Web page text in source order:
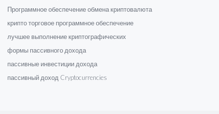
Программное обеспечение обмена криптовалюта
крипто торговое программное обеспечение
лучшее выполнение криптографических
формы пассивного дохода
пассивные инвестиции дохода
пассивный доход Cryptocurrencies